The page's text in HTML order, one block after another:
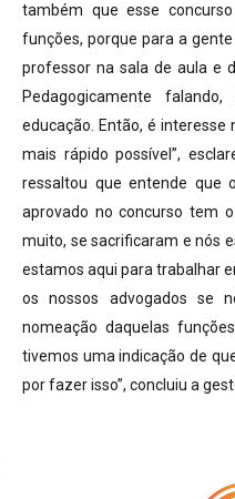
também que esse
funções, porque para a
professor na sala de aula e
Pedagogicamente
educação. Então, é interesse
mais rápido possível”,
ressaltou que entende que
aprovado no concurso tem
muito, se sacrificaram e nós
estamos aqui para trabalhar
os nossos advogados se
nomeação daquelas
tivemos uma indicação de
por fazer isso”, concluiu a